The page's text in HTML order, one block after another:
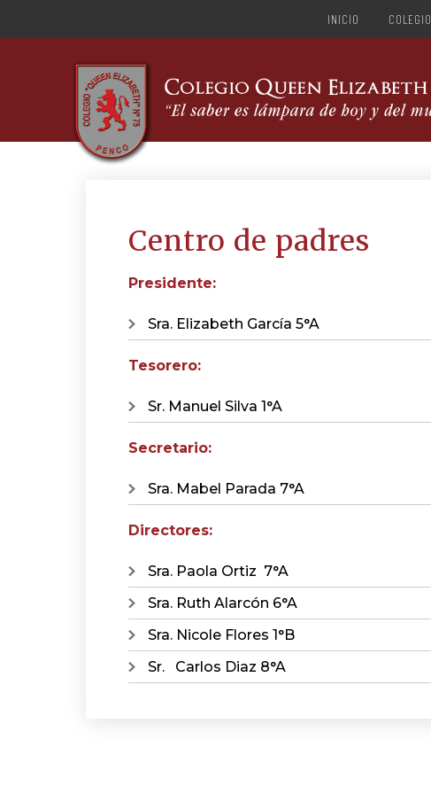
INICIO COLEGIO
Centro de padres
Presidente:
Sra. Elizabeth García 5°A
Tesorero:
Sr. Manuel Silva 1°A
Secretario:
Sra. Mabel Parada 7°A
Directores:
Sra. Paola Ortiz 7°A
Sra. Ruth Alarcón 6°A
Sra. Nicole Flores 1°B
Sr. Carlos Diaz 8°A